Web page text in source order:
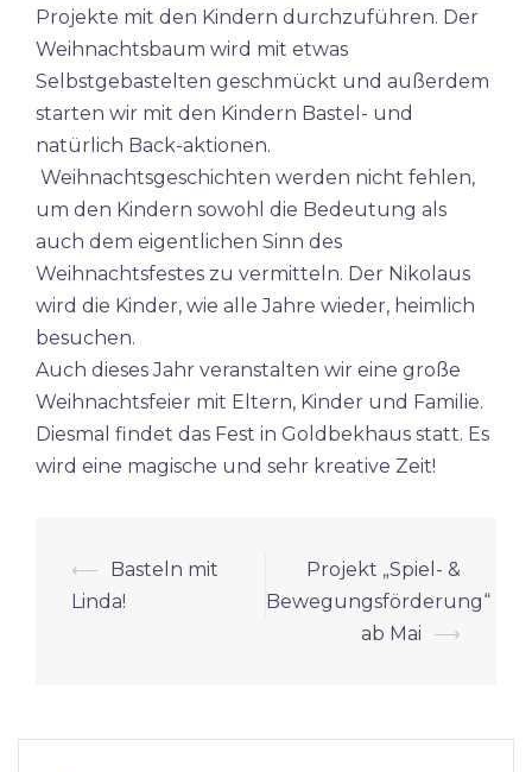
Projekte mit den Kindern durchzuführen. Der
Weihnachtsbaum wird mit etwas
Selbstgebastelten geschmückt und außerdem
starten wir mit den Kindern Bastel- und
natürlich Back-aktionen.
Weihnachtsgeschichten werden nicht fehlen,
um den Kindern sowohl die Bedeutung als
auch dem eigentlichen Sinn des
Weihnachtsfestes zu vermitteln. Der Nikolaus
wird die Kinder, wie alle Jahre wieder, heimlich
besuchen.
Auch dieses Jahr veranstalten wir eine große
Weihnachtsfeier mit Eltern, Kinder und Familie.
Diesmal findet das Fest in Goldbekhaus statt. Es
wird eine magische und sehr kreative Zeit!
Beitrags-
Navigation
⟵
Basteln mit
Linda!
Projekt „Spiel- &
Bewegungsförderung“
ab Mai
⟶